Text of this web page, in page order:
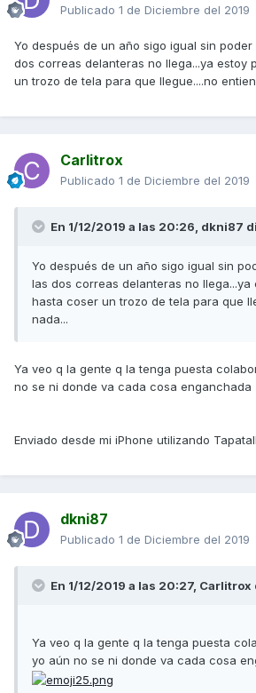
Publicado 1 de Diciembre del 2019
Yo después de un año sigo igual sin poder
dos correas delanteras no llega...ya estoy
un trozo de tela para que llegue....no
Carlitrox
Publicado 1 de Diciembre del 2019
En 1/12/2019 a las 20:26, dkni87
Yo después de un año sigo igual sin
las dos correas delanteras no llega...ya
hasta coser un trozo de tela para que
nada...
Ya veo q la gente q la tenga puesta
no se ni donde va cada cosa enganchada
Enviado desde mi iPhone utilizando
dkni87
Publicado 1 de Diciembre del 2019
En 1/12/2019 a las 20:27, Carlitrox
Ya veo q la gente q la tenga puesta
yo aún no se ni donde va cada cosa